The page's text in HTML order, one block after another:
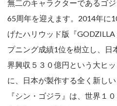
無二のキャラクターであるゴ
65周年を迎えます。2014年に
げたハリウッド版『
プニング成績1位を樹立し、日
界興収５３０億円という大ヒ
に、日本が製作する全く新し
『シン・ゴジラ』は、世界１